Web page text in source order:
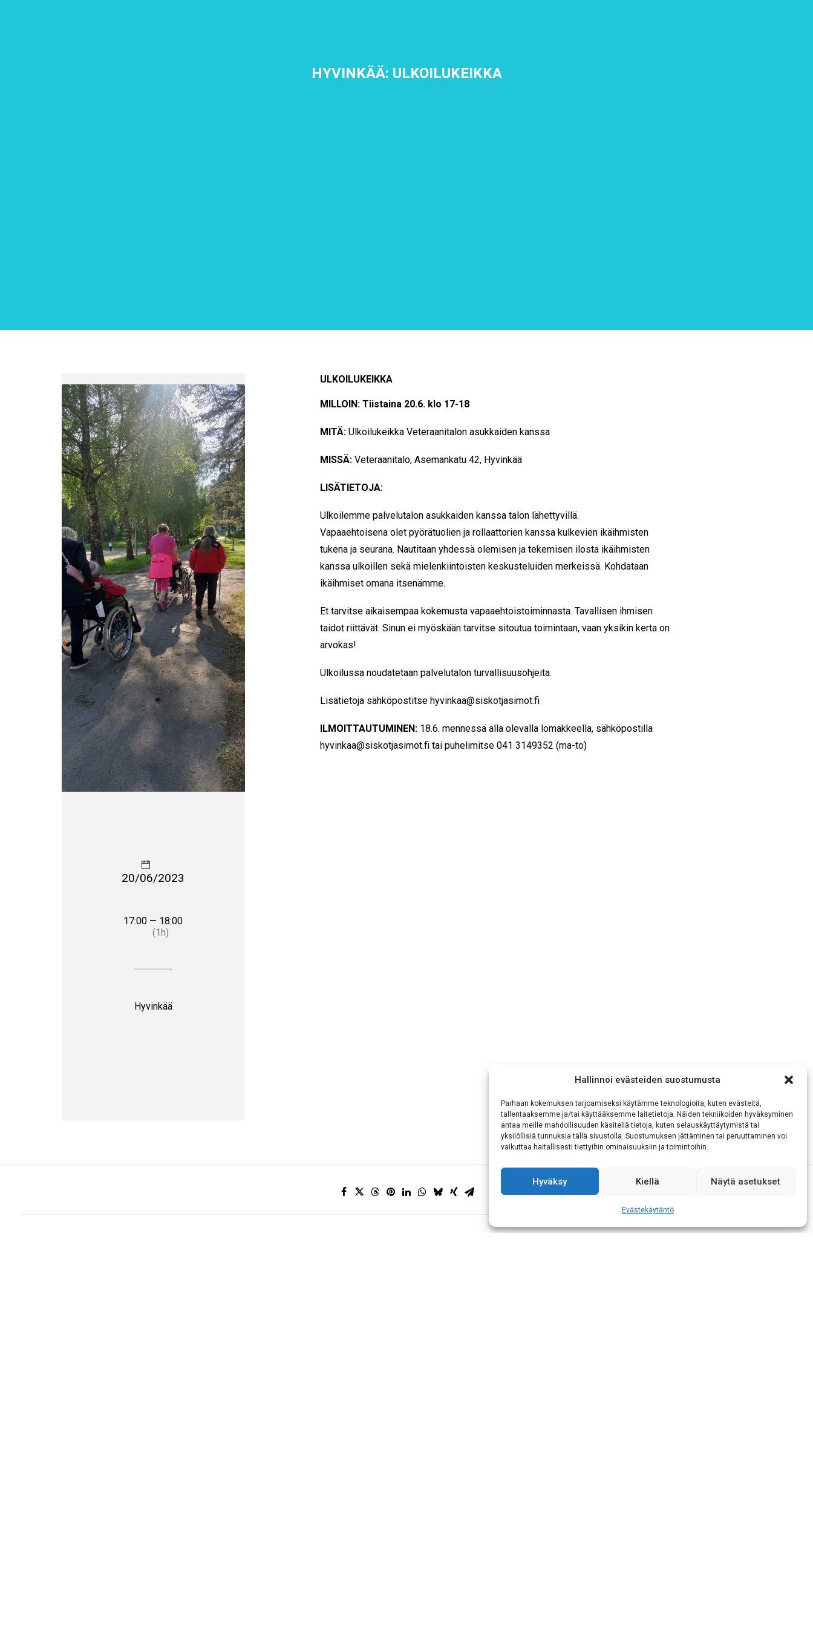
Hallinnoi evästeiden suostumusta
Parhaan kokemuksen tarjoamiseksi käytämme teknologioita, kuten evästeitä,
tallentaaksemme ja/tai käyttääksemme laitetietoja. Näiden tekniikoiden hyväksyminen
antaa meille mahdollisuuden käsitellä tietoja, kuten selauskäyttäytymistä tai
yksilöllisiä tunnuksia tällä sivustolla. Suostumuksen jättäminen tai peruuttaminen voi
vaikuttaa haitallisesti tiettyihin ominaisuuksiin ja toimintoihin.
Hyväksy Kiellä Näytä asetukset
Evästekäytäntö
HYVINKÄÄ: ULKOILUKEIKKA
ULKOILUKEIKKA
MILLOIN: Tiistaina 20.6. klo 17-18
MITÄ: Ulkoilukeikka Veteraanitalon asukkaiden kanssa
MISSÄ:Veteraanitalo, Asemankatu 42, Hyvinkää
LISÄTIETOJA:
Ulkoilemme palvelutalon asukkaiden kanssa talon lähettyvillä.
Vapaaehtoisena olet pyörätuolien ja rollaattorien kanssa kulkevien ikäihmisten
tukena ja seurana. Nautitaan yhdessä olemisen ja tekemisen ilosta ikäihmisten
kanssa ulkoillen sekä mielenkiintoisten keskusteluiden merkeissä. Kohdataan
ikäihmiset omana itsenämme.
Et tarvitse aikaisempaa kokemusta vapaaehtoistoiminnasta. Tavallisen ihmisen
taidot riittävät. Sinun ei myöskään tarvitse sitoutua toimintaan, vaan yksikin kerta on
arvokas!
Ulkoilussa noudatetaan palvelutalon turvallisuusohjeita.
Lisätietoja sähköpostitse hyvinkaa@siskotjasimot.fi
ILMOITTAUTUMINEN: 18.6. mennessä alla olevalla lomakkeella, sähköpostilla
hyvinkaa@siskotjasimot.fi tai puhelimitse 041 3149352 (ma-to)
20/06/2023
17:00 — 18:00
(1h)
Hyvinkää